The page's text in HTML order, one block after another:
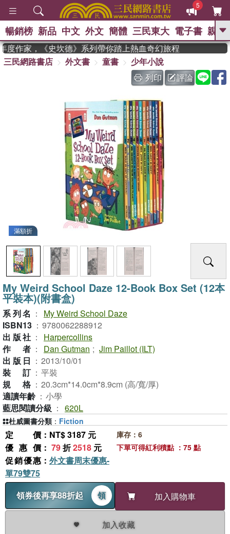
5
GO
熱搜： 東野圭吾 、
The Odyssey 、 父親節 、 如果歷
史是一群喵 、 暑期推薦 、 國際布克
登輝時代 、 數學女孩：黎曼猜想
偉大的迷走神經
暢銷榜 新品 中文 外文 簡體 三民東大 電子書 親子
作家，《史坎德》系列帶你踏上熱血奇幻旅程
三民網路書店
外文書 童書
少年小說
列印
評論
滿額折
My Weird School Daze 12-Book Box Set (12本
平裝本)(附書盒)
系列名 ：
My Weird School Daze
ISBN13 ： 9780062288912
出版社 ：
Harpercollins
作者 ： Dan Gutman ; Jim Paillot (ILT)
出版日 ： 2013/10/01
裝訂 ： 平裝
規格 ： 20.3cm*14.0cm*8.9cm (高/寬/厚)
適讀年齡 ： 小學
藍思閱讀分級 ： 620L
定價 ：NT$ 3187 元
優惠價 ： 79折2518 元
促銷優惠 ： 外文書周末優惠-
單79雙75
領券後再享88折起
領 加入購物車
加入收藏
庫存：6
下單可得紅利積點 ：75 點
杜威圖書分類 ： Fiction